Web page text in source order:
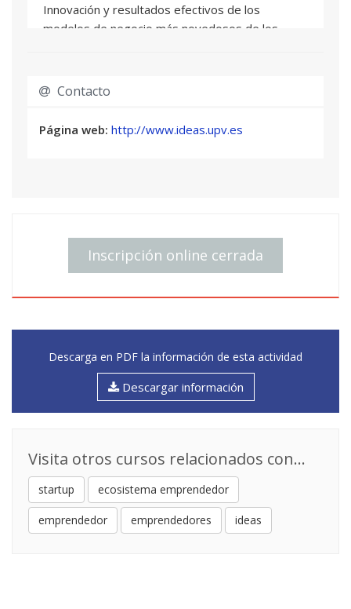
Innovación y resultados efectivos de los
modelos de negocio más novedosos de los
4. STARTUP DEMO
emprendedor STARTUPV, que ya ha recibido +
2,5M€ de inversión y cuenta con +150 puestos
modelos de negocio de una manera fácil, intuitiva
y estructurada.
Contacto
Página web: http://www.ideas.upv.es
Inscripción online cerrada
Descarga en PDF la información de esta actividad
Descargar información
Visita otros cursos relacionados con...
startup ecosistema emprendedor
emprendedor emprendedores ideas